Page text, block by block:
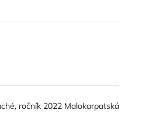
ročník 2022 Malokarpatská